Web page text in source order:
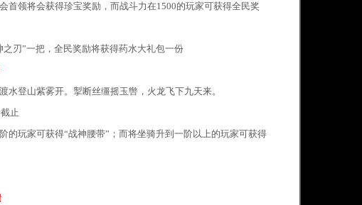
首领将会获得珍宝奖励，而战斗力在1500的玩家可获得全民奖
刃”一把，全民奖励将获得药水大礼包一份
水登山紫雾开。掣断丝缰摇玉辔，火龙飞下九天来。
止
的玩家可获得“战神腰带”；而将坐骑升到一阶以上的玩家可获得